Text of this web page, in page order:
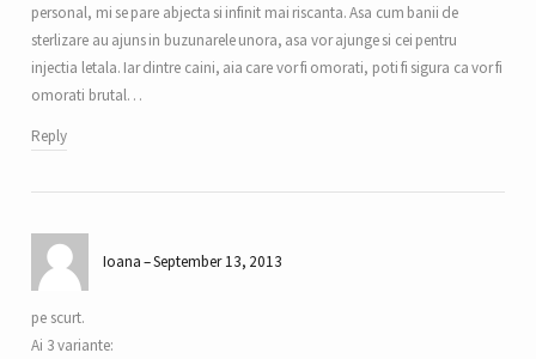
personal, mi se pare abjecta si infinit mai riscanta. Asa cum banii de
sterlizare au ajuns in buzunarele unora, asa vor ajunge si cei pentru
injectia letala. Iar dintre caini, aia care vor fi omorati, poti fi sigura ca vor fi
omorati brutal…
Reply
Ioana September 13, 2013
pe scurt.
Ai 3 variante: